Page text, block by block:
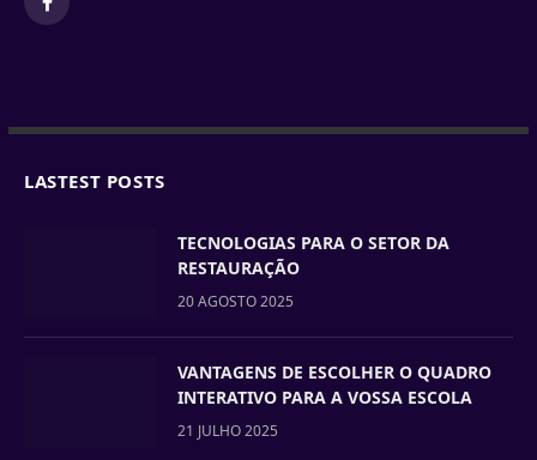
Facebook
LASTEST POSTS
TECNOLOGIAS PARA O SETOR DA
RESTAURAÇÃO
20 AGOSTO 2025
VANTAGENS DE ESCOLHER O QUADRO
INTERATIVO PARA A VOSSA ESCOLA
21 JULHO 2025